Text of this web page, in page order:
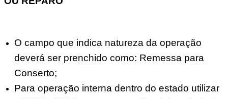
O campo que indica natureza da operação
deverá ser prenchido como: Remessa para
Conserto;
Para operação interna dentro do estado utilizar